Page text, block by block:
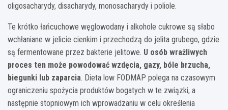
oligosacharydy, disacharydy, monosacharydy i poliole.
Te krótko łańcuchowe węglowodany i alkohole cukrowe są słabo
wchłaniane w jelicie cienkim i przechodzą do jelita grubego, gdzie
są fermentowane przez bakterie jelitowe. U osób wrażliwych
proces ten może powodować wzdęcia, gazy, bóle brzucha,
biegunki lub zaparcia. Dieta low FODMAP polega na czasowym
ograniczeniu spożycia produktów bogatych w te związki, a
następnie stopniowym ich wprowadzaniu w celu określenia